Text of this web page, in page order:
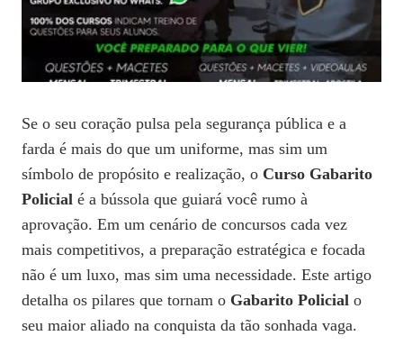
Se o seu coração pulsa pela segurança pública e a
farda é mais do que um uniforme, mas sim um
símbolo de propósito e realização, o Curso Gabarito
Policial é a bússola que guiará você rumo à
aprovação. Em um cenário de concursos cada vez
mais competitivos, a preparação estratégica e focada
não é um luxo, mas sim uma necessidade. Este artigo
detalha os pilares que tornam o Gabarito Policial o
seu maior aliado na conquista da tão sonhada vaga.